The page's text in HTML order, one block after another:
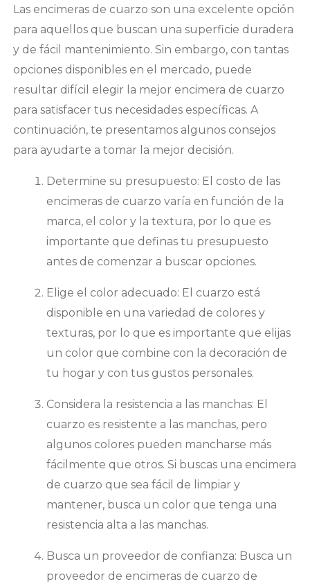
Las encimeras de cuarzo son una excelente opción
para aquellos que buscan una superficie duradera
y de fácil mantenimiento. Sin embargo, con tantas
opciones disponibles en el mercado, puede
resultar difícil elegir la mejor encimera de cuarzo
para satisfacer tus necesidades específicas. A
continuación, te presentamos algunos consejos
para ayudarte a tomar la mejor decisión.
Determine su presupuesto: El costo de las
encimeras de cuarzo varía en función de la
marca, el color y la textura, por lo que es
importante que definas tu presupuesto
antes de comenzar a buscar opciones.
Elige el color adecuado: El cuarzo está
disponible en una variedad de colores y
texturas, por lo que es importante que elijas
un color que combine con la decoración de
tu hogar y con tus gustos personales.
Considera la resistencia a las manchas: El
cuarzo es resistente a las manchas, pero
algunos colores pueden mancharse más
fácilmente que otros. Si buscas una encimera
de cuarzo que sea fácil de limpiar y
mantener, busca un color que tenga una
resistencia alta a las manchas.
Busca un proveedor de confianza: Busca un
proveedor de encimeras de cuarzo de